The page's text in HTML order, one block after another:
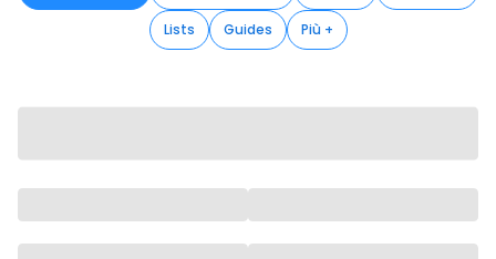
Lists Guides Più +